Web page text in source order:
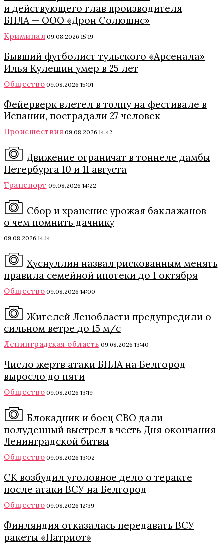
и действующего глав производителя
БПЛА — ООО «Дрон Солюшнс»
Криминал 09.08.2026 15:19
Бывший футболист тульского «Арсенала»
Илья Кулешин умер в 25 лет
Общество 09.08.2026 15:01
Фейерверк влетел в толпу на фестивале в
Испании, пострадали 27 человек
Происшествия 09.08.2026 14:42
Движение ограничат в тоннеле дамбы
Петербурга 10 и 11 августа
Транспорт 09.08.2026 14:22
Сбор и хранение урожая баклажанов —
о чем помнить дачнику
09.08.2026 14:14
Хуснуллин назвал рискованным менять
правила семейной ипотеки до 1 октября
Общество 09.08.2026 14:00
Жителей Ленобласти предупредили о
сильном ветре до 15 м/с
Ленинградская область 09.08.2026 13:40
Число жертв атаки БПЛА на Белгород
выросло до пяти
Общество 09.08.2026 13:19
Блокадник и боец СВО дали
полуденный выстрел в честь Дня окончания
Ленинградской битвы
Общество 09.08.2026 13:02
СК возбудил уголовное дело о теракте
после атаки ВСУ на Белгород
Общество 09.08.2026 12:39
Финляндия отказалась передавать ВСУ
ракеты «Патриот»